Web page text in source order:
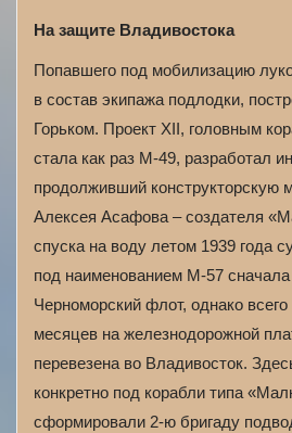
На защите Владивостока
Попавшего под мобилизацию
в состав экипажа подлодки,
Горьком. Проект XII, головным
стала как раз М-49, разработал
продолживший конструкторскую
Алексея Асафова – создателя
спуска на воду летом 1939 года
под наименованием М-57 сначала
Черноморский флот, однако всего
месяцев на железнодорожной
перевезена во Владивосток.
конкретно под корабли типа
сформировали 2-ю бригаду